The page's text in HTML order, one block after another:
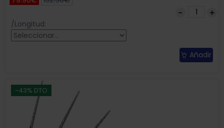
/Longitud:
Añadir
-43% DTO